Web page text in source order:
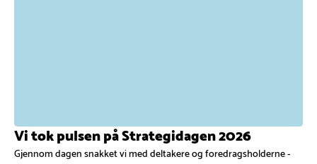
Vi tok pulsen på Strategidagen 2026
Gjennom dagen snakket vi med deltakere og foredragsholderne -